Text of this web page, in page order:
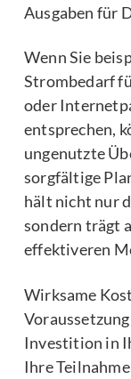
Ausgaben für
Wenn Sie
Strombedarf
oder
entsprechen,
ungenutzte
sorgfältige
hält nicht nur
sondern trägt
effektiveren
Wirksame
Investition in
Ihre